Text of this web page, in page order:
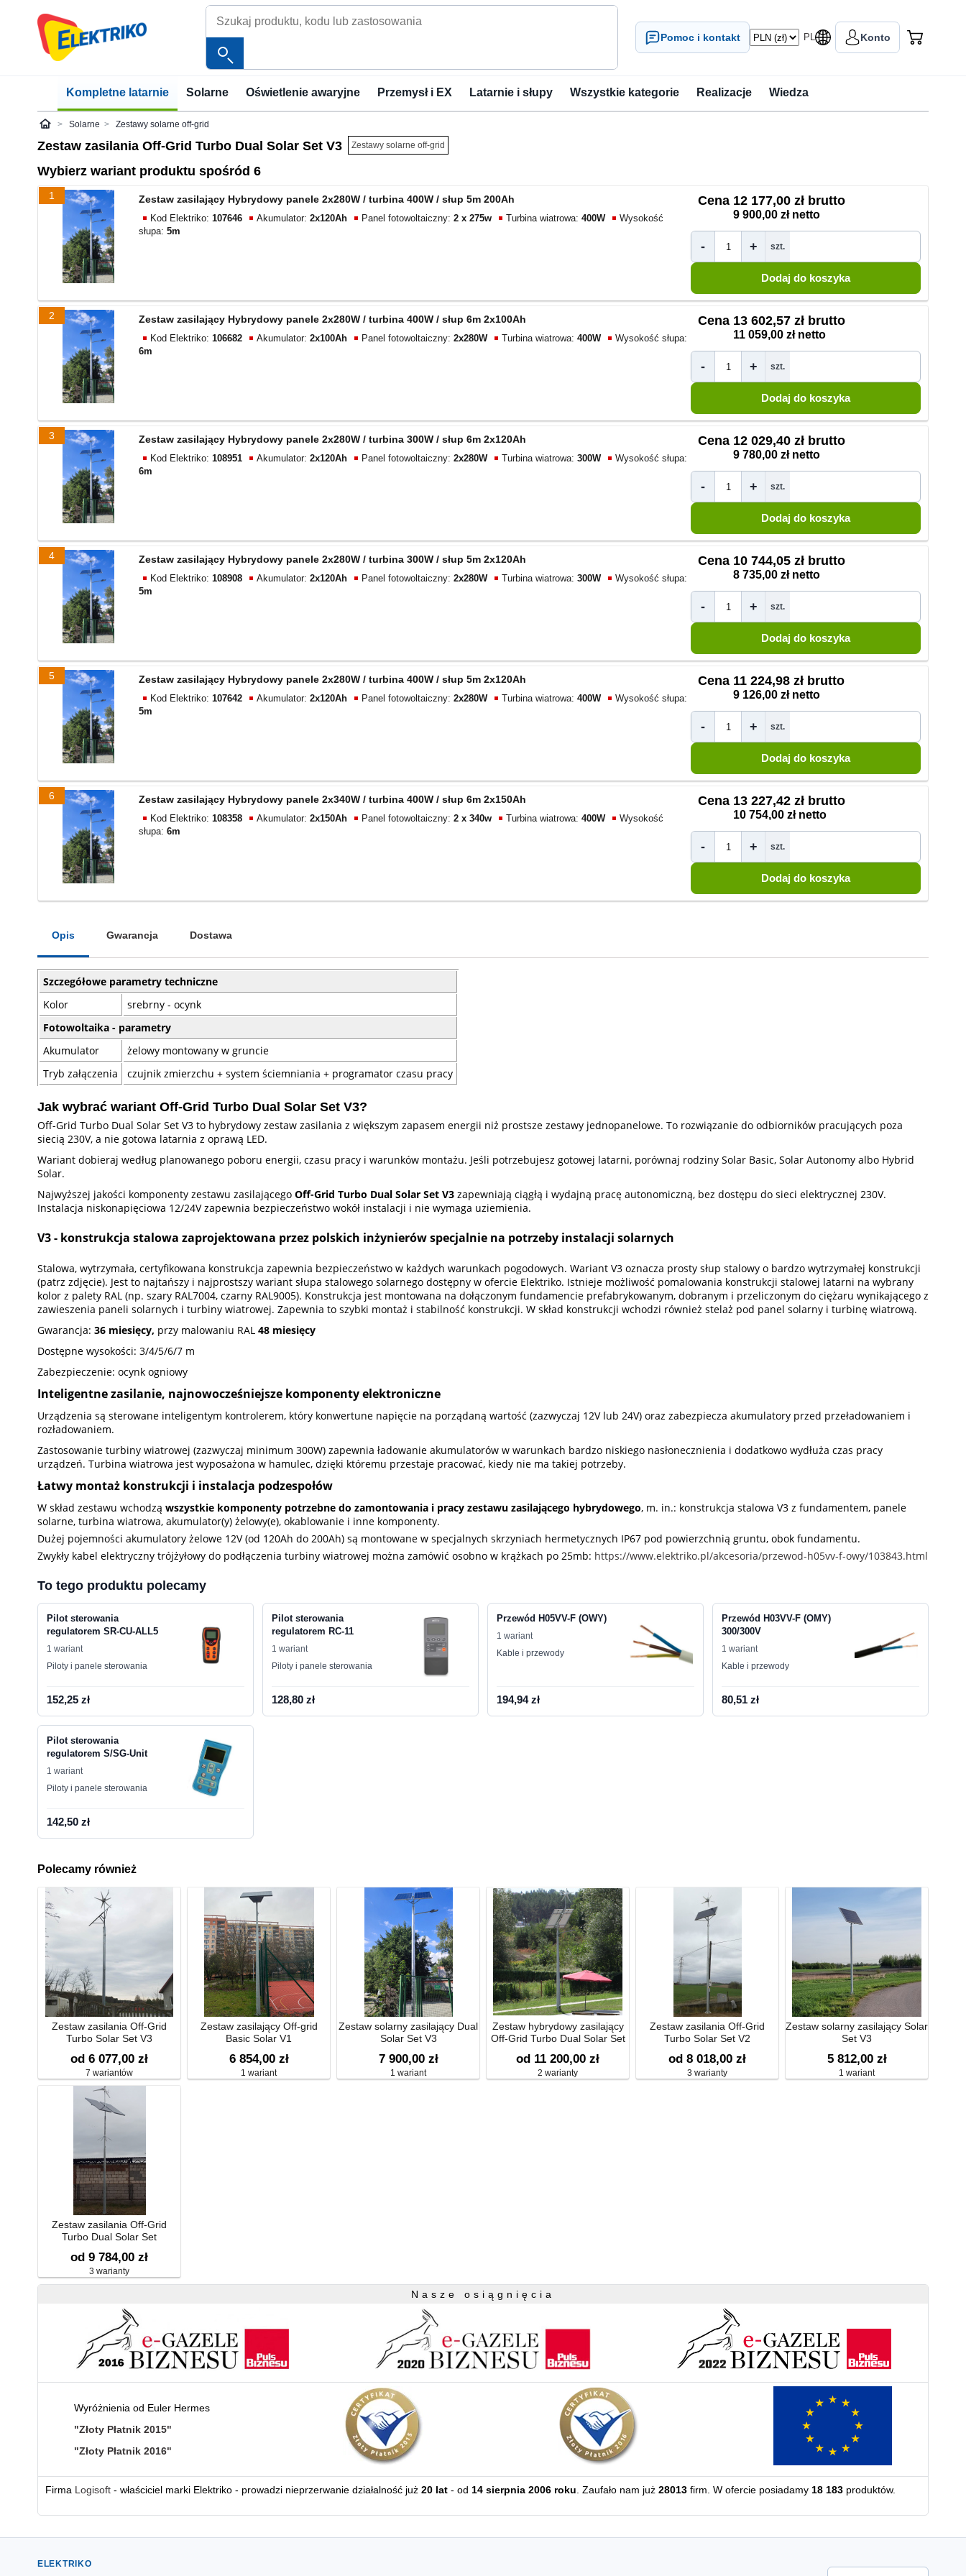
Pomoc i kontakt PL Konto
Kompletne latarnie Solarne Oświetlenie awaryjne Przemysł i EX Latarnie i słupy Wszystkie kategorie Realizacje Wiedza
ElektrikoSolarne Zestawy solarne off-grid
Zestaw zasilania Off-Grid Turbo Dual Solar Set V3 Zestawy solarne off-grid
Wybierz wariant produktu spośród 6
1 Zestaw zasilający Hybrydowy panele 2x280W / turbina 400W / słup 5m 200Ah
Kod Elektriko: 107646 Akumulator: 2x120Ah Panel fotowoltaiczny: 2 x 275w Turbina wiatrowa: 400W
Wysokość
słupa: 5m
Cena 12 177,00 zł brutto
9 900,00 zł netto
- + szt.
2 Zestaw zasilający Hybrydowy panele 2x280W / turbina 400W / słup 6m 2x100Ah
Kod Elektriko: 106682 Akumulator: 2x100Ah Panel fotowoltaiczny: 2x280W Turbina wiatrowa: 400W
Wysokość słupa:
6m
Cena 13 602,57 zł brutto
11 059,00 zł netto
- + szt.
3 Zestaw zasilający Hybrydowy panele 2x280W / turbina 300W / słup 6m 2x120Ah
Kod Elektriko: 108951 Akumulator: 2x120Ah Panel fotowoltaiczny: 2x280W Turbina wiatrowa: 300W
Wysokość słupa:
6m
Cena 12 029,40 zł brutto
9 780,00 zł netto
- + szt.
4 Zestaw zasilający Hybrydowy panele 2x280W / turbina 300W / słup 5m 2x120Ah
Kod Elektriko: 108908 Akumulator: 2x120Ah Panel fotowoltaiczny: 2x280W Turbina wiatrowa: 300W
Wysokość słupa:
5m
Cena 10 744,05 zł brutto
8 735,00 zł netto
- + szt.
5 Zestaw zasilający Hybrydowy panele 2x280W / turbina 400W / słup 5m 2x120Ah
Kod Elektriko: 107642 Akumulator: 2x120Ah Panel fotowoltaiczny: 2x280W Turbina wiatrowa: 400W
Wysokość słupa:
5m
Cena 11 224,98 zł brutto
9 126,00 zł netto
- + szt.
6 Zestaw zasilający Hybrydowy panele 2x340W / turbina 400W / słup 6m 2x150Ah
Kod Elektriko: 108358 Akumulator: 2x150Ah Panel fotowoltaiczny: 2 x 340w Turbina wiatrowa: 400W
Wysokość
słupa: 6m
Cena 13 227,42 zł brutto
10 754,00 zł netto
- + szt.
Opis Gwarancja Dostawa
Szczegółowe parametry techniczne
Kolor
srebrny - ocynk
Fotowoltaika - parametry
Akumulator
żelowy montowany w gruncie
Tryb załączenia
czujnik zmierzchu + system ściemniania + programator czasu pracy
Jak wybrać wariant Off-Grid Turbo Dual Solar Set V3?
Off-Grid Turbo Dual Solar Set V3 to hybrydowy zestaw zasilania z większym zapasem energii niż prostsze zestawy jednopanelowe. To rozwiązanie do odbiorników pracujących poza
siecią 230V, a nie gotowa latarnia z oprawą LED.
Wariant dobieraj według planowanego poboru energii, czasu pracy i warunków montażu. Jeśli potrzebujesz gotowej latarni, porównaj rodziny Solar Basic, Solar Autonomy albo Hybrid
Solar.
Najwyższej jakości komponenty zestawu zasilającego Off-Grid Turbo Dual Solar Set V3 zapewniają ciągłą i wydajną pracę autonomiczną, bez dostępu do sieci elektrycznej 230V.
Instalacja niskonapięciowa 12/24V zapewnia bezpieczeństwo wokół instalacji i nie wymaga uziemienia.
V3 - konstrukcja stalowa zaprojektowana przez polskich inżynierów specjalnie na potrzeby instalacji solarnych
Stalowa, wytrzymała, certyfikowana konstrukcja zapewnia bezpieczeństwo w każdych warunkach pogodowych. Wariant V3 oznacza prosty słup stalowy o bardzo wytrzymałej konstrukcji
(patrz zdjęcie). Jest to najtańszy i najprostszy wariant słupa stalowego solarnego dostępny w ofercie Elektriko. Istnieje możliwość pomalowania konstrukcji stalowej latarni na wybrany
kolor z palety RAL (np. szary RAL7004, czarny RAL9005). Konstrukcja jest montowana na dołączonym fundamencie prefabrykowanym, dobranym i przeliczonym do ciężaru wynikającego z
zawieszenia paneli solarnych i turbiny wiatrowej. Zapewnia to szybki montaż i stabilność konstrukcji. W skład konstrukcji wchodzi również stelaż pod panel solarny i turbinę wiatrową.
Gwarancja: 36 miesięcy, przy malowaniu RAL 48 miesięcy
Dostępne wysokości: 3/4/5/6/7 m
Zabezpieczenie: ocynk ogniowy
Inteligentne zasilanie, najnowocześniejsze komponenty elektroniczne
Urządzenia są sterowane inteligentym kontrolerem, który konwertune napięcie na porządaną wartość (zazwyczaj 12V lub 24V) oraz zabezpiecza akumulatory przed przeładowaniem i
rozładowaniem.
Zastosowanie turbiny wiatrowej (zazwyczaj minimum 300W) zapewnia ładowanie akumulatorów w warunkach bardzo niskiego nasłonecznienia i dodatkowo wydłuża czas pracy
urządzeń. Turbina wiatrowa jest wyposażona w hamulec, dzięki któremu przestaje pracować, kiedy nie ma takiej potrzeby.
Łatwy montaż konstrukcji i instalacja podzespołów
W skład zestawu wchodzą wszystkie komponenty potrzebne do zamontowania i pracy zestawu zasilającego hybrydowego, m. in.: konstrukcja stalowa V3 z fundamentem, panele
solarne, turbina wiatrowa, akumulator(y) żelowy(e), okablowanie i inne komponenty.
Dużej pojemności akumulatory żelowe 12V (od 120Ah do 200Ah) są montowane w specjalnych skrzyniach hermetycznych IP67 pod powierzchnią gruntu, obok fundamentu.
Zwykły kabel elektryczny trójżyłowy do podłączenia turbiny wiatrowej można zamówić osobno w krążkach po 25mb: https://www.elektriko.pl/akcesoria/przewod-h05vv-f-owy/103843.html
To tego produktu polecamy
Pilot sterowania
regulatorem SR-CU-ALL5
1 wariant
Piloty i panele sterowania
152,25 zł
Pilot sterowania
regulatorem RC-11
1 wariant
Piloty i panele sterowania
128,80 zł
Przewód H05VV-F (OWY)
1 wariant
Kable i przewody
194,94 zł
Przewód H03VV-F (OMY)
300/300V
1 wariant
Kable i przewody
80,51 zł
Pilot sterowania
regulatorem S/SG-Unit
1 wariant
Piloty i panele sterowania
142,50 zł
Polecamy również
Zestaw zasilania Off-Grid
Turbo Solar Set V3
od 6 077,00 zł
7 wariantów
Zestaw zasilający Off-grid
Basic Solar V1
6 854,00 zł
1 wariant
Zestaw solarny zasilający Dual
Solar Set V3
7 900,00 zł
1 wariant
Zestaw hybrydowy zasilający
Off-Grid Turbo Dual Solar Set
od 11 200,00 zł
2 warianty
Zestaw zasilania Off-Grid
Turbo Solar Set V2
od 8 018,00 zł
3 warianty
Zestaw solarny zasilający Solar
Set V3
5 812,00 zł
1 wariant
Zestaw zasilania Off-Grid
Turbo Dual Solar Set
od 9 784,00 zł
3 warianty
Nasze osiągnięcia
Wyróżnienia od Euler Hermes
"Złoty Płatnik 2015"
"Złoty Płatnik 2016"
Firma Logisoft - właściciel marki Elektriko - prowadzi nieprzerwanie działalność już 20 lat - od 14 sierpnia 2006 roku . Zaufało nam już 28013 firm. W ofercie posiadamy 18 183 produktów.
ELEKTRIKO